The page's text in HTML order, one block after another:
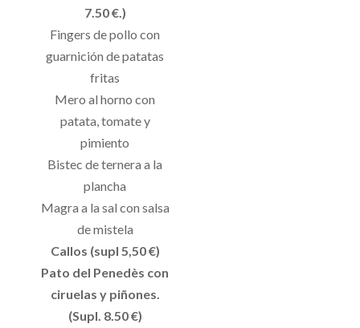
7.50 €.)
Fingers de pollo con
guarnición de patatas
fritas
Mero al horno con
patata, tomate y
pimiento
Bistec de ternera a la
plancha
Magra a la sal con salsa
de mistela
Callos (supl 5,50 €)
Pato del Penedès con
ciruelas y piñones.
(Supl. 8.50 €)